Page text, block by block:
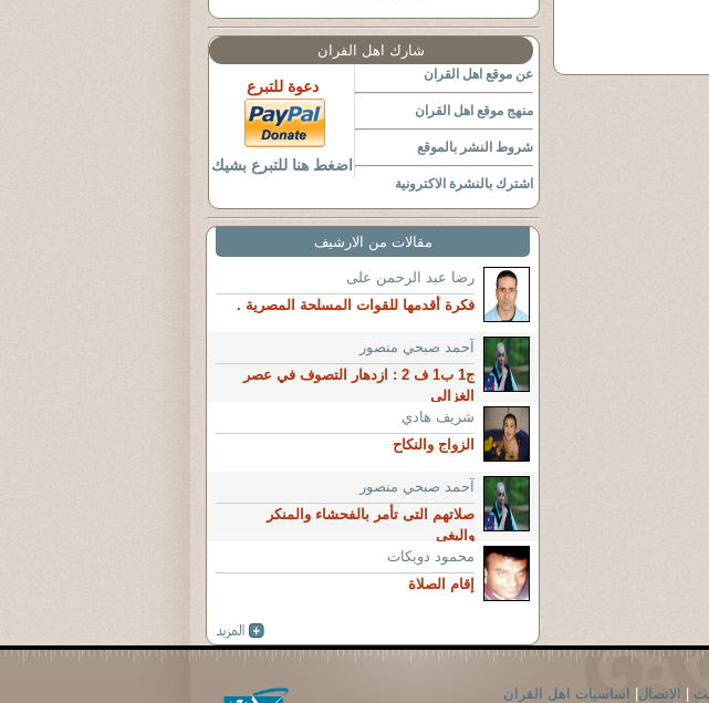
شارك اهل القران
عن موقع اهل القران
منهج موقع اهل القران
شروط النشر بالموقع
اشترك بالنشرة الاكترونية
دعوة للتبرع
اضغط هنا للتبرع بشيك
مقالات من الارشيف
رضا عبد الرحمن على
فكرة أقدمها للقوات المسلحة المصرية .
آحمد صبحي منصور
ج1 ب1 ف 2 : ازدهار التصوف في عصر
الغزالي
شريف هادي
الزواج والنكاح
آحمد صبحي منصور
صلاتهم التى تأمر بالفحشاء والمنكر
والبغى
محمود دويكات
إقام الصلاة
الاتصال اساسيات اهل القران